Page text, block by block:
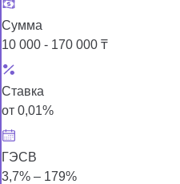
Сумма
10 000 - 170 000 ₸
Ставка
от 0,01%
ГЭСВ
3,7% – 179%